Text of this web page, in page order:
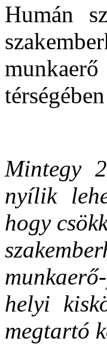
Humán
térségében
Mintegy
nyílik
hogy
helyi
megtartó